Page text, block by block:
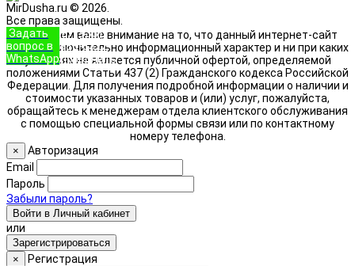
MirDusha.ru © 2026.
Все права защищены.
Обращаем ваше внимание на то, что данный интернет-сайт
носит исключительно информационный характер и ни при каких
условиях не является публичной офертой, определяемой
положениями Статьи 437 (2) Гражданского кодекса Российской
Федерации. Для получения подробной информации о наличии и
стоимости указанных товаров и (или) услуг, пожалуйста,
обращайтесь к менеджерам отдела клиентского обслуживания
с помощью специальной формы связи или по контактному
номеру телефона.
Задать
вопрос в
WhatsApp
+7 (933)
888-8322
Позвонить
×
Авторизация
Email
Пароль
Забыли пароль?
Войти в Личный кабинет
или
Зарегистрироваться
×
Регистрация